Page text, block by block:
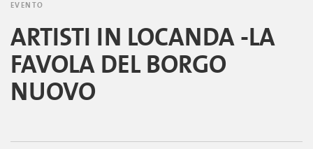
EVENTO
ARTISTI IN LOCANDA -LA
FAVOLA DEL BORGO
NUOVO